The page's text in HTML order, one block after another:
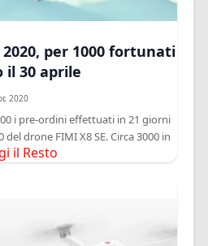
2020, per 1000 fortunati
il 30 aprile
2020
i pre-ordini effettuati in 21 giorni
drone FIMI X8 SE. Circa 3000 in
il Resto